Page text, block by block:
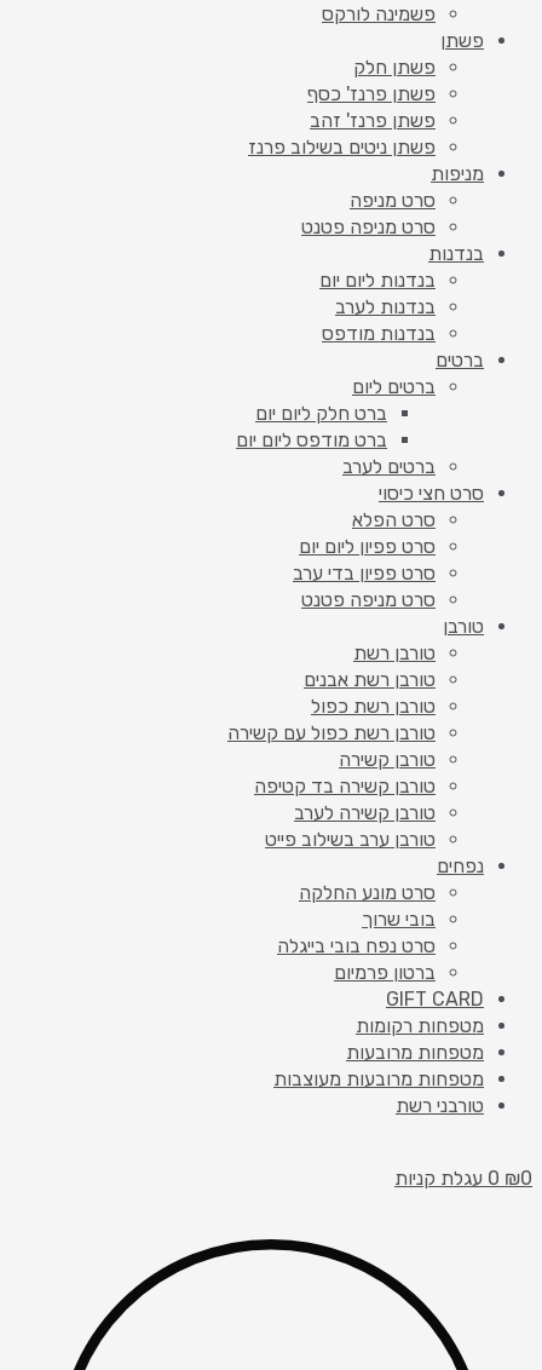
פשמינה לורקס
פשתן
פשתן חלק
פשתן פרנז' כסף
פשתן פרנז' זהב
פשתן ניטים בשילוב פרנז
מניפות
סרט מניפה
סרט מניפה פטנט
בנדנות
בנדנות ליום יום
בנדנות לערב
בנדנות מודפס
ברטים
ברטים ליום
ברט חלק ליום יום
ברט מודפס ליום יום
ברטים לערב
סרט חצי כיסוי
סרט הפלא
סרט פפיון ליום יום
סרט פפיון בדי ערב
סרט מניפה פטנט
טורבן
טורבן רשת
טורבן רשת אבנים
טורבן רשת כפול
טורבן רשת כפול עם קשירה
טורבן קשירה
טורבן קשירה בד קטיפה
טורבן קשירה לערב
טורבן ערב בשילוב פייט
נפחים
סרט מונע החלקה
בובי שרוך
סרט נפח בובי בייגלה
ברטון פרמיום
GIFT CARD
מטפחות רקומות
מטפחות מרובעות
מטפחות מרובעות מעוצבות
טורבני רשת
₪0
0 עגלת קניות